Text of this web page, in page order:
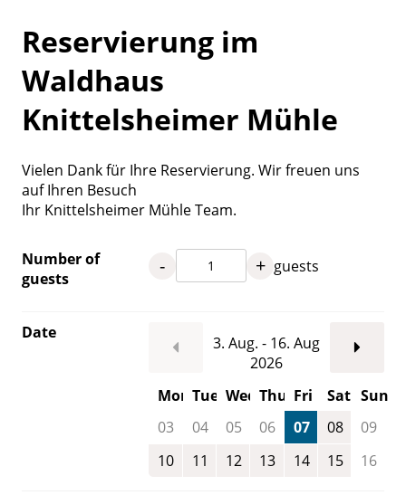
Reservierung im
Waldhaus
Knittelsheimer Mühle
Vielen Dank für Ihre Reservierung. Wir freuen uns
auf Ihren Besuch
Ihr Knittelsheimer Mühle Team.
Number of
guests
- + guests
Date
3. Aug. - 16. Aug
2026
Mon Tue Wed Thu Fri Sat Sun
03
04 05 06 07 08
09
10
11 12 13 14 15 16